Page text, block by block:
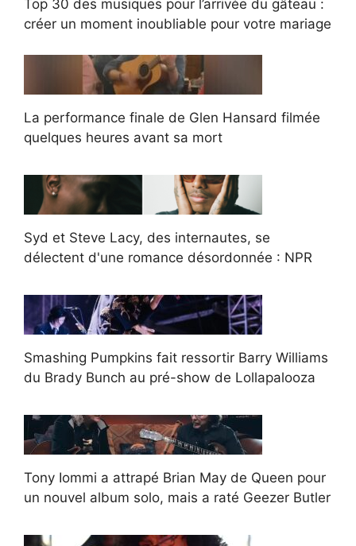
Top 30 des musiques pour l’arrivée du gâteau :
créer un moment inoubliable pour votre mariage
La performance finale de Glen Hansard filmée
quelques heures avant sa mort
Syd et Steve Lacy, des internautes, se
délectent d'une romance désordonnée : NPR
Smashing Pumpkins fait ressortir Barry Williams
du Brady Bunch au pré-show de Lollapalooza
Tony Iommi a attrapé Brian May de Queen pour
un nouvel album solo, mais a raté Geezer Butler